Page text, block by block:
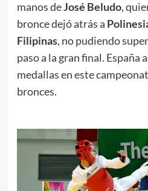
manos deJosé Beludo,
bronce dejó atrás a
Filipinas, no pudiendo
paso a la gran final. España
medallas en este
bronces.